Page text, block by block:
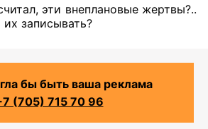
эти внеплановые жертвы?..
записывать?
бы быть ваша реклама
(705) 715 70 96